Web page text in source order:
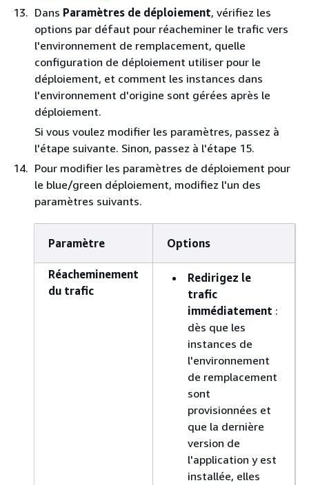
Dans Paramètres de déploiement, vérifiez les
options par défaut pour réacheminer le trafic vers
l'environnement de remplacement, quelle
configuration de déploiement utiliser pour le
déploiement, et comment les instances dans
l'environnement d'origine sont gérées après le
déploiement.
Si vous voulez modifier les paramètres, passez à
l'étape suivante. Sinon, passez à l'étape 15.
Pour modifier les paramètres de déploiement pour
le blue/green déploiement, modifiez l'un des
paramètres suivants.
Paramètre Options
Réacheminement
du trafic
Redirigez le
trafic
immédiatement :
dès que les
instances de
l'environnement
de remplacement
sont
provisionnées et
que la dernière
version de
l'application y est
installée, elles